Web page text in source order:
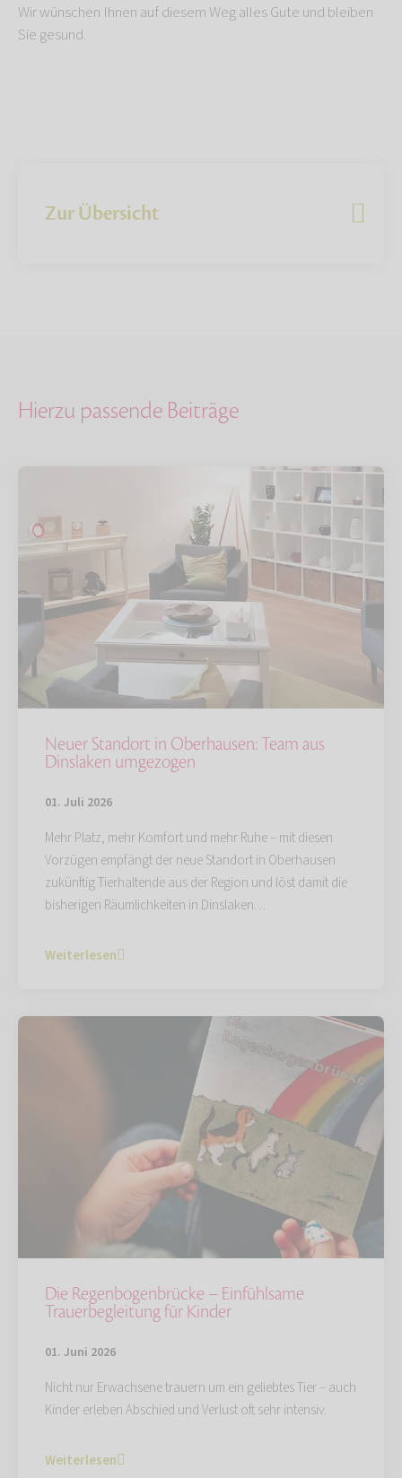
Wir wünschen Ihnen auf diesem Weg alles Gute und bleiben
Sie gesund.
Zur Übersicht
Hierzu passende Beiträge
Neuer Standort in Oberhausen: Team aus
Dinslaken umgezogen
01. Juli 2026
Mehr Platz, mehr Komfort und mehr Ruhe – mit diesen
Vorzügen empfängt der neue Standort in Oberhausen
zukünftig Tierhaltende aus der Region und löst damit die
bisherigen Räumlichkeiten in Dinslaken…
Weiterlesen
Die Regenbogenbrücke – Einfühlsame
Trauerbegleitung für Kinder
01. Juni 2026
Nicht nur Erwachsene trauern um ein geliebtes Tier – auch
Kinder erleben Abschied und Verlust oft sehr intensiv.
Weiterlesen